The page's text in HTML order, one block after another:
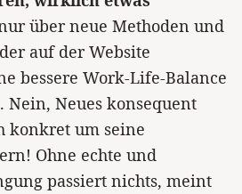
über neue Methoden und
auf der Website
bessere Work-Life-Balance
Neues konsequent
konkret um seine
Ohne echte und
passiert nichts, meint